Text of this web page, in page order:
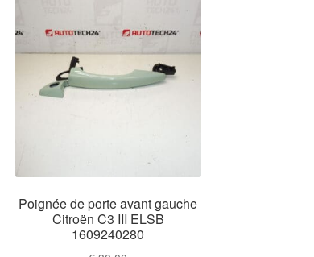
Poignée de porte avant gauche
Citroën C3 III ELSB
1609240280